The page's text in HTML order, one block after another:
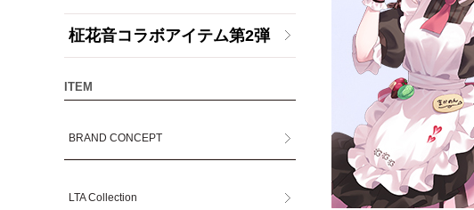
柾花音コラボアイテム第2弾
ITEM
BRAND CONCEPT
LTA Collection